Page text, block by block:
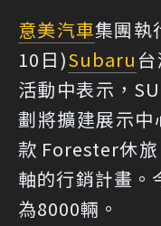
意美汽車集團執
10日)Subaru
活動中表示，
劃將擴建展示
款 Forester休
軸的行銷計畫。
為8000輛。